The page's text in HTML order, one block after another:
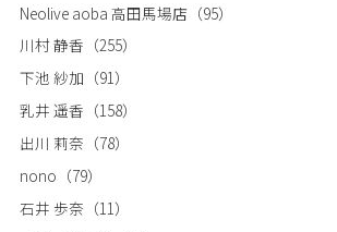
Neolive aoba 高田馬場店 （95）
川村 静香 （255）
下池 紗加 （91）
乳井 遥香 （158）
出川 莉奈 （78）
nono （79）
石井 歩奈 （11）